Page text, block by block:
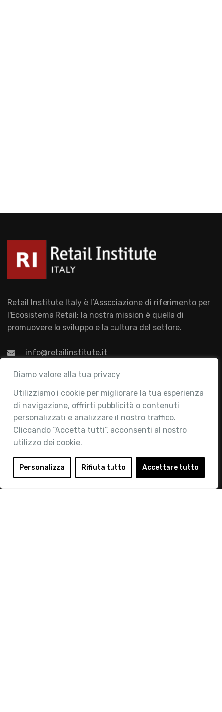
Diamo valore alla tua privacy
Utilizziamo i cookie per migliorare la tua esperienza
di navigazione, offrirti pubblicità o contenuti
personalizzati e analizzare il nostro traffico.
Cliccando “Accetta tutti”, acconsenti al nostro
utilizzo dei cookie.
Personalizza Rifiuta tutto Accettare tutto
Retail Institute Italy è l’Associazione di riferimento per
l'Ecosistema Retail: la nostra mission è quella di
promuovere lo sviluppo e la cultura del settore.
info@retailinstitute.it
Associazione
Chi siamo
Attività
Contatti
Area Riservata
Login
Diventa Socio